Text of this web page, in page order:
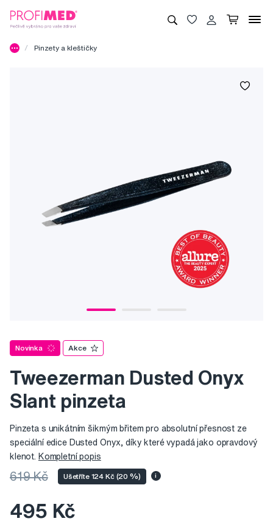
Pinzety a kleštičky
Novinka Akce
Tweezerman Dusted Onyx
Slant pinzeta
Pinzeta s unikátním šikmým břitem pro absolutní přesnost ze
speciální edice Dusted Onyx, díky které vypadá jako opravdový
klenot. Kompletní popis
619 Kč Ušetříte 124 Kč (20 %) i
495 Kč